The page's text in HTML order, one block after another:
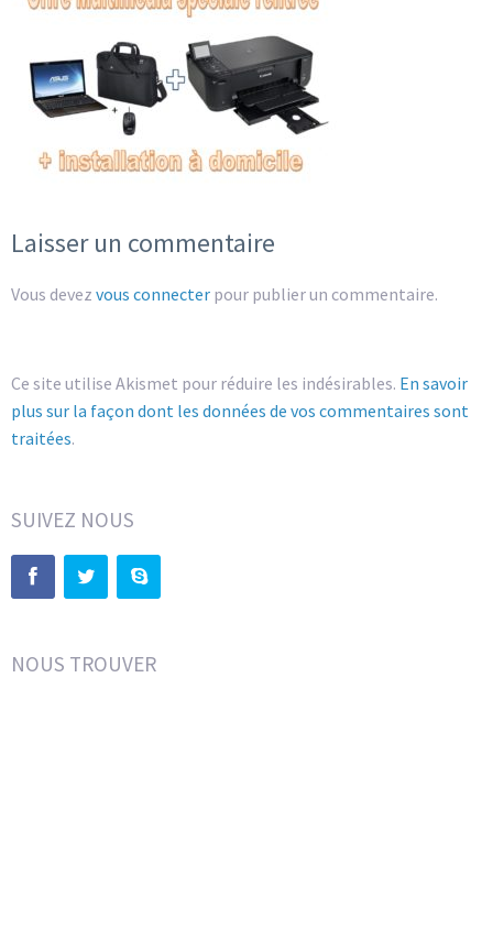
Laisser un commentaire
Vous devez vous connecter pour publier un commentaire.
Ce site utilise Akismet pour réduire les indésirables. En savoir
plus sur la façon dont les données de vos commentaires sont
traitées.
SUIVEZ NOUS
NOUS TROUVER